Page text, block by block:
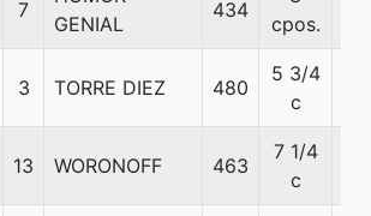
7
GENIAL
434
cpos.
3 TORRE DIEZ 480
5 3/4
c
13 WORONOFF 463
7 1/4
c